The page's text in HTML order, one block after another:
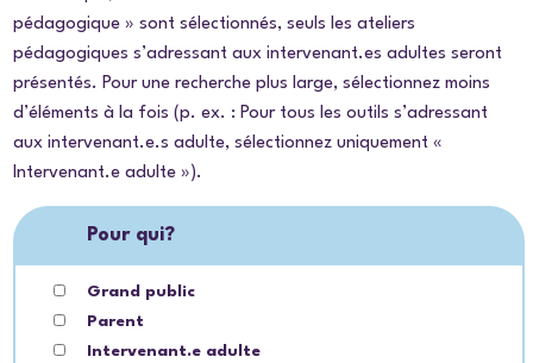
pédagogique » sont sélectionnés, seuls les ateliers
pédagogiques s’adressant aux intervenant.es adultes seront
présentés. Pour une recherche plus large, sélectionnez moins
d’éléments à la fois (p. ex. : Pour tous les outils s’adressant
aux intervenant.e.s adulte, sélectionnez uniquement «
Intervenant.e adulte »).
Pour qui?
Grand public
Parent
Intervenant.e adulte